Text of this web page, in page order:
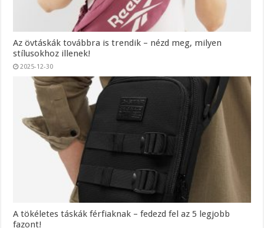
Az övtáskák továbbra is trendik – nézd meg, milyen
stílusokhoz illenek!
2025-12-30
A tökéletes táskák férfiaknak – fedezd fel az 5 legjobb
fazont!